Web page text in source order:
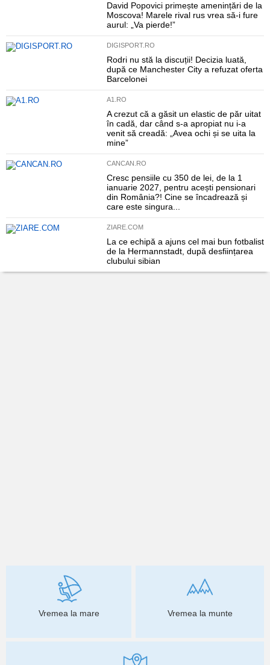
David Popovici primește amenințări de la
Moscova! Marele rival rus vrea să-i fure
aurul: „Va pierde!”
DIGISPORT.RO
Rodri nu stă la discuții! Decizia luată,
după ce Manchester City a refuzat oferta
Barcelonei
A1.RO
A crezut că a găsit un elastic de păr uitat
în cadă, dar când s-a apropiat nu i-a
venit să creadă: „Avea ochi și se uita la
mine”
CANCAN.RO
Cresc pensiile cu 350 de lei, de la 1
ianuarie 2027, pentru acești pensionari
din România?! Cine se încadrează și
care este singura...
ZIARE.COM
La ce echipă a ajuns cel mai bun fotbalist
de la Hermannstadt, după desființarea
clubului sibian
Vremea la mare Vremea la munte